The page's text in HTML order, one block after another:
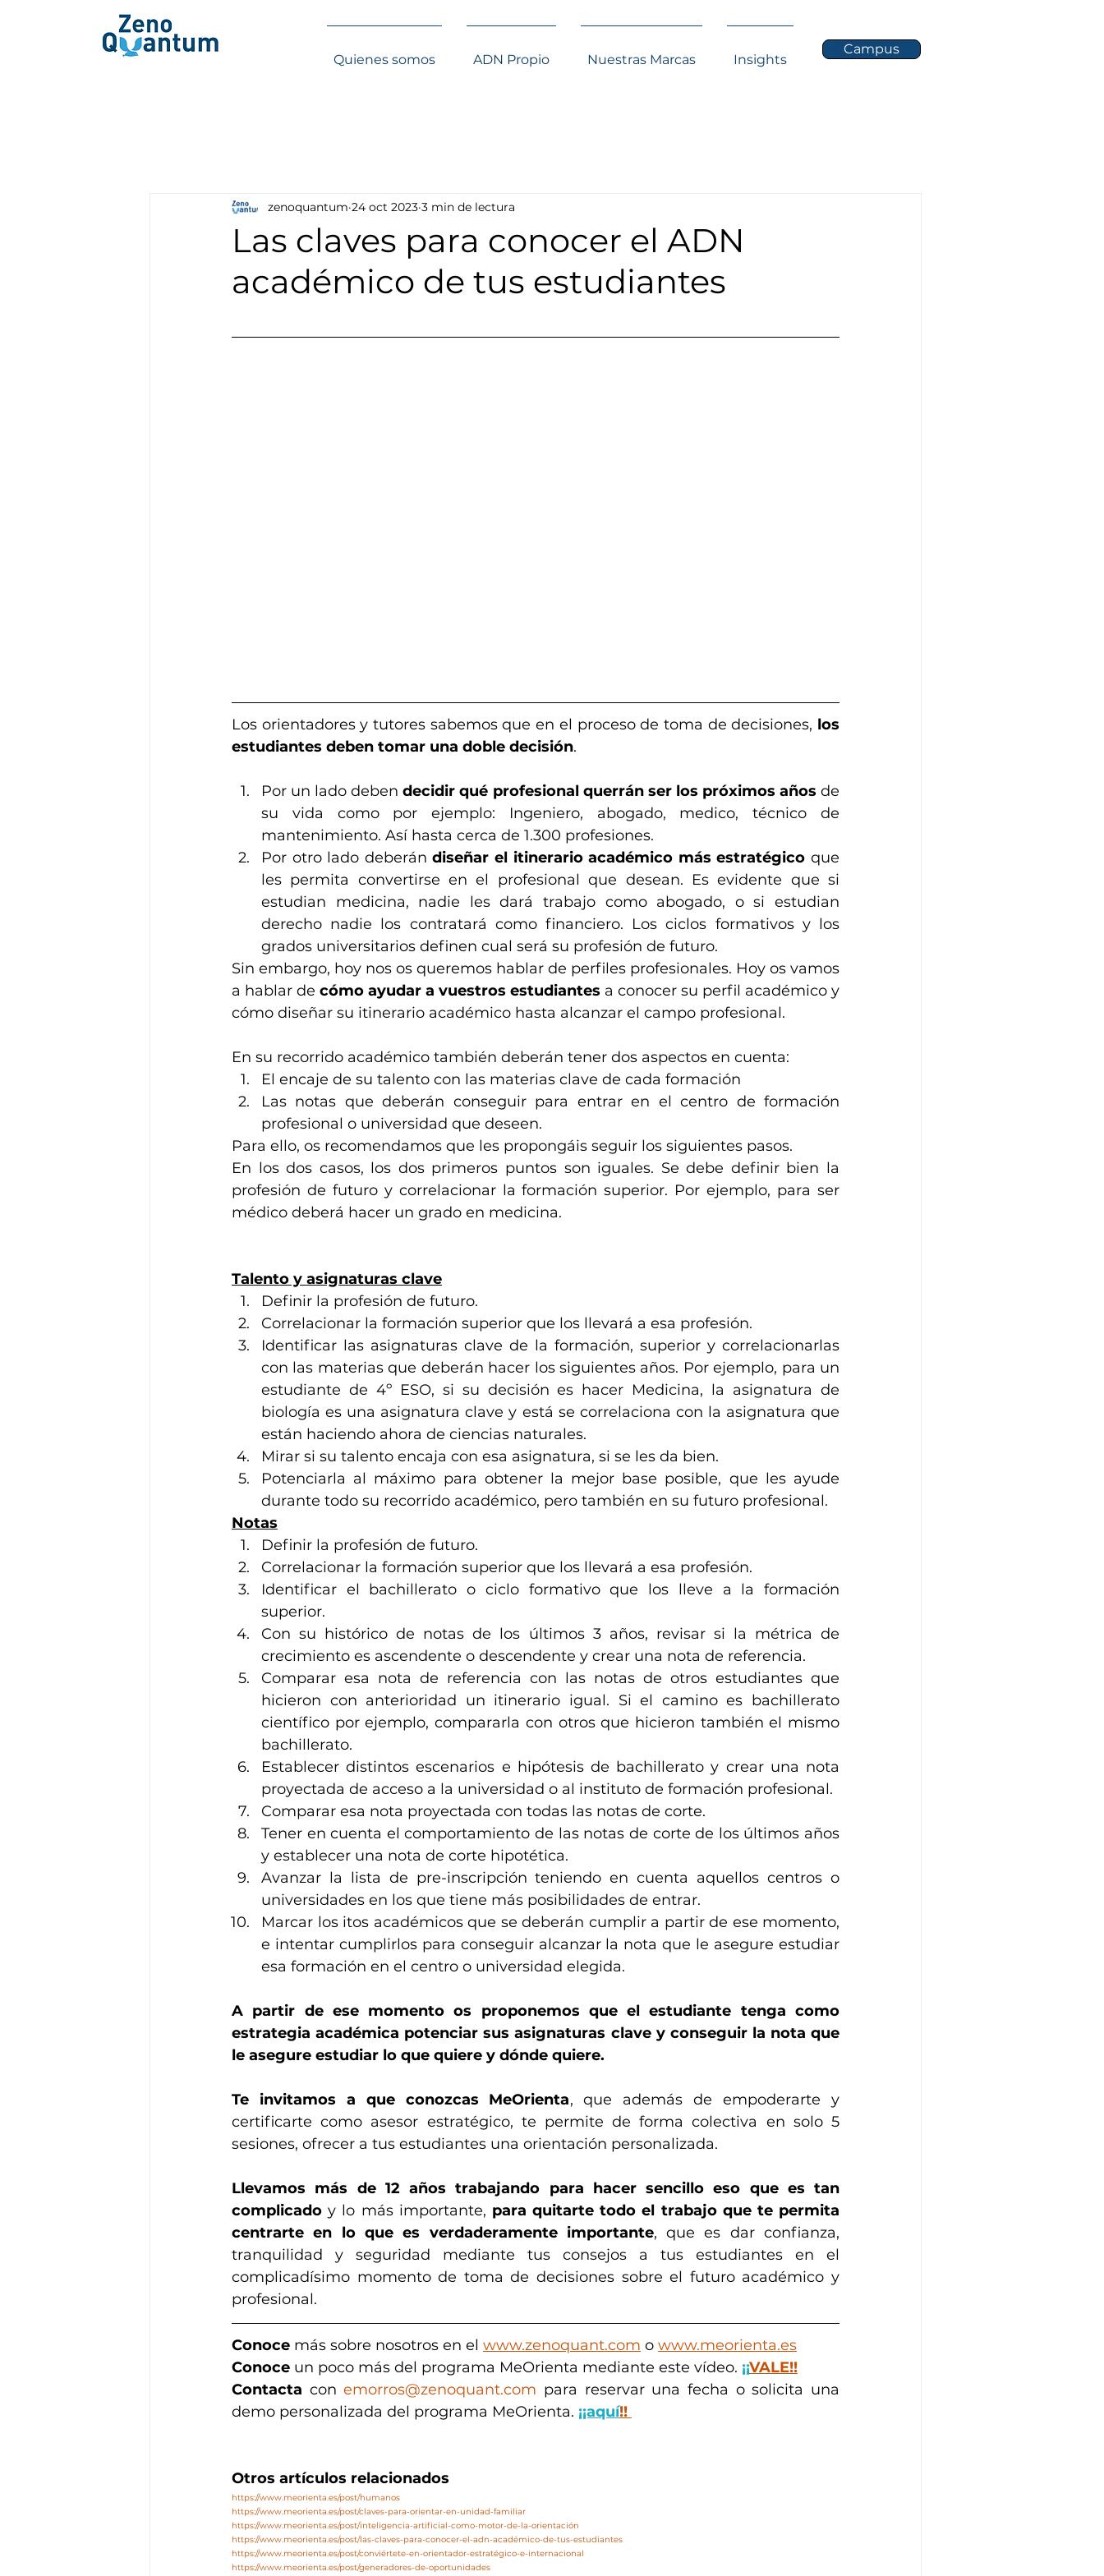
Quienes somos ADN Propio Nuestras Marcas Insights
Campus
Las claves para conocer el ADN
académico de tus estudiantes
zenoquantum 24 oct 2023 3 min de lectura
Los orientadores y tutores sabemos que en el proceso de toma de decisiones, los
estudiantes deben tomar una doble decisión.
Por un lado deben decidir qué profesional querrán ser los próximos años de
su vida como por ejemplo: Ingeniero, abogado, medico, técnico de
mantenimiento. Así hasta cerca de 1.300 profesiones.
Por otro lado deberán diseñar el itinerario académico más estratégico que
les permita convertirse en el profesional que desean. Es evidente que si
estudian medicina, nadie les dará trabajo como abogado, o si estudian
derecho nadie los contratará como financiero. Los ciclos formativos y los
grados universitarios definen cual será su profesión de futuro.
Sin embargo, hoy nos os queremos hablar de perfiles profesionales. Hoy os vamos
a hablar de cómo ayudar a vuestros estudiantes a conocer su perfil académico y
cómo diseñar su itinerario académico hasta alcanzar el campo profesional.
En su recorrido académico también deberán tener dos aspectos en cuenta:
El encaje de su talento con las materias clave de cada formación
Las notas que deberán conseguir para entrar en el centro de formación
profesional o universidad que deseen.
Para ello, os recomendamos que les propongáis seguir los siguientes pasos.
En los dos casos, los dos primeros puntos son iguales. Se debe definir bien la
profesión de futuro y correlacionar la formación superior. Por ejemplo, para ser
médico deberá hacer un grado en medicina.
Talento y asignaturas clave
Definir la profesión de futuro.
Correlacionar la formación superior que los llevará a esa profesión.
Identificar las asignaturas clave de la formación, superior y correlacionarlas
con las materias que deberán hacer los siguientes años. Por ejemplo, para un
estudiante de 4º ESO, si su decisión es hacer Medicina, la asignatura de
biología es una asignatura clave y está se correlaciona con la asignatura que
están haciendo ahora de ciencias naturales.
Mirar si su talento encaja con esa asignatura, si se les da bien.
Potenciarla al máximo para obtener la mejor base posible, que les ayude
durante todo su recorrido académico, pero también en su futuro profesional.
Notas
Definir la profesión de futuro.
Correlacionar la formación superior que los llevará a esa profesión.
Identificar el bachillerato o ciclo formativo que los lleve a la formación
superior.
Con su histórico de notas de los últimos 3 años, revisar si la métrica de
crecimiento es ascendente o descendente y crear una nota de referencia.
Comparar esa nota de referencia con las notas de otros estudiantes que
hicieron con anterioridad un itinerario igual. Si el camino es bachillerato
científico por ejemplo, compararla con otros que hicieron también el mismo
bachillerato.
Establecer distintos escenarios e hipótesis de bachillerato y crear una nota
proyectada de acceso a la universidad o al instituto de formación profesional.
Comparar esa nota proyectada con todas las notas de corte.
Tener en cuenta el comportamiento de las notas de corte de los últimos años
y establecer una nota de corte hipotética.
Avanzar la lista de pre-inscripción teniendo en cuenta aquellos centros o
universidades en los que tiene más posibilidades de entrar.
Marcar los itos académicos que se deberán cumplir a partir de ese momento,
e intentar cumplirlos para conseguir alcanzar la nota que le asegure estudiar
esa formación en el centro o universidad elegida.
A partir de ese momento os proponemos que el estudiante tenga como
estrategia académica potenciar sus asignaturas clave y conseguir la nota que
le asegure estudiar lo que quiere y dónde quiere.
Te invitamos a que conozcas MeOrienta, que además de empoderarte y
certificarte como asesor estratégico, te permite de forma colectiva en solo 5
sesiones, ofrecer a tus estudiantes una orientación personalizada.
Llevamos más de 12 años trabajando para hacer sencillo eso que es tan
complicado y lo más importante, para quitarte todo el trabajo que te permita
centrarte en lo que es verdaderamente importante, que es dar confianza,
tranquilidad y seguridad mediante tus consejos a tus estudiantes en el
complicadísimo momento de toma de decisiones sobre el futuro académico y
profesional.
Conoce más sobre nosotros en el www.zenoquant.com o www.meorienta.es
Conoce un poco más del programa MeOrienta mediante este vídeo. ¡¡VALE!!
Contacta con emorros@zenoquant.com para reservar una fecha o solicita una
demo personalizada del programa MeOrienta. ¡¡aquí!!
Otros artículos relacionados
https://www.meorienta.es/post/humanos
https://www.meorienta.es/post/claves-para-orientar-en-unidad-familiar
https://www.meorienta.es/post/inteligencia-artificial-como-motor-de-la-orientación
https://www.meorienta.es/post/las-claves-para-conocer-el-adn-académico-de-tus-estudiantes
https://www.meorienta.es/post/conviértete-en-orientador-estratégico-e-internacional
https://www.meorienta.es/post/generadores-de-oportunidades